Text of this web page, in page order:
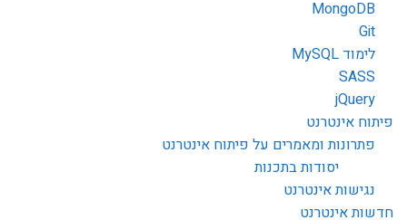
MongoDB
Git
לימוד MySQL
SASS
jQuery
פיתוח אינטרנט
פתרונות ומאמרים על פיתוח אינטרנט
יסודות בתכנות
נגישות אינטרנט
חדשות אינטרנט